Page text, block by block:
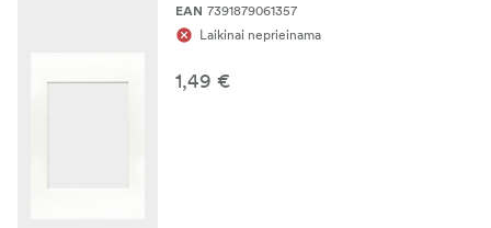
EAN 7391879061357
Laikinai neprieinama
1,49 €